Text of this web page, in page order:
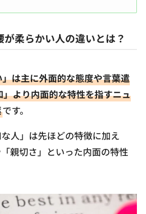
柔らかい人の違いとは？
は主に外面的な態度や言葉遣
」より内面的な特性を指すニュ
です。
人」は先ほどの特徴に加え
親切さ」といった内面の特性